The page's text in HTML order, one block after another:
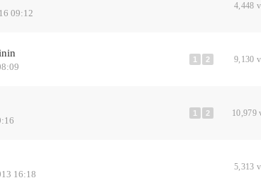
09:12
4,448
1 2 9,130
1 2 10,979
16:18
5,313